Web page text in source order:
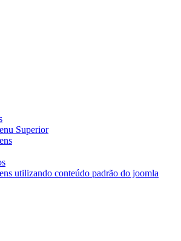
Superior
utilizando conteúdo padrão do joomla